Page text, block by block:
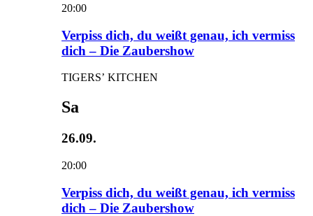
20:00
Verpiss dich, du weißt genau, ich vermiss
dich – Die Zaubershow
TIGERS’ KITCHEN
Sa
26.09.
20:00
Verpiss dich, du weißt genau, ich vermiss
dich – Die Zaubershow